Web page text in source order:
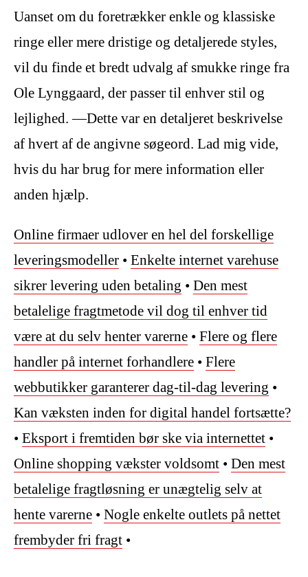
Uanset om du foretrækker enkle og klassiske
ringe eller mere dristige og detaljerede styles,
vil du finde et bredt udvalg af smukke ringe fra
Ole Lynggaard, der passer til enhver stil og
lejlighed. —Dette var en detaljeret beskrivelse
af hvert af de angivne søgeord. Lad mig vide,
hvis du har brug for mere information eller
anden hjælp.
Online firmaer udlover en hel del forskellige
leveringsmodeller • Enkelte internet varehuse
sikrer levering uden betaling • Den mest
betalelige fragtmetode vil dog til enhver tid
være at du selv henter varerne • Flere og flere
handler på internet forhandlere • Flere
webbutikker garanterer dag-til-dag levering •
Kan væksten inden for digital handel fortsætte?
• Eksport i fremtiden bør ske via internettet •
Online shopping vækster voldsomt • Den mest
betalelige fragtløsning er unægtelig selv at
hente varerne • Nogle enkelte outlets på nettet
frembyder fri fragt •